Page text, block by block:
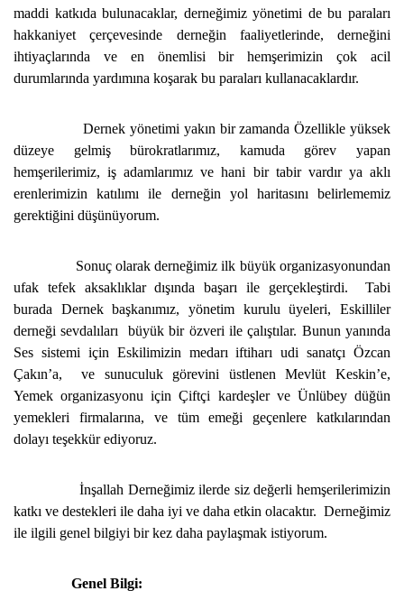
maddi katkıda bulunacaklar, derneğimiz yönetimi de bu paraları
hakkaniyet çerçevesinde derneğin faaliyetlerinde, derneğini
ihtiyaçlarında ve en önemlisi bir hemşerimizin çok acil
durumlarında yardımına koşarak bu paraları kullanacaklardır.
Dernek yönetimi yakın bir zamanda Özellikle yüksek
düzeye gelmiş bürokratlarımız, kamuda görev yapan
hemşerilerimiz, iş adamlarımız ve hani bir tabir vardır ya aklı
erenlerimizin katılımı ile derneğin yol haritasını belirlememiz
gerektiğini düşünüyorum.
Sonuç olarak derneğimiz ilk büyük organizasyonundan
ufak tefek aksaklıklar dışında başarı ile gerçekleştirdi. Tabi
burada Dernek başkanımız, yönetim kurulu üyeleri, Eskilliler
derneği sevdalıları büyük bir özveri ile çalıştılar. Bunun yanında
Ses sistemi için Eskilimizin medarı iftiharı udi sanatçı Özcan
Çakın’a, ve sunuculuk görevini üstlenen Mevlüt Keskin’e,
Yemek organizasyonu için Çiftçi kardeşler ve Ünlübey düğün
yemekleri firmalarına, ve tüm emeği geçenlere katkılarından
dolayı teşekkür ediyoruz.
İnşallah Derneğimiz ilerde siz değerli hemşerilerimizin
katkı ve destekleri ile daha iyi ve daha etkin olacaktır. Derneğimiz
ile ilgili genel bilgiyi bir kez daha paylaşmak istiyorum.
Genel Bilgi: